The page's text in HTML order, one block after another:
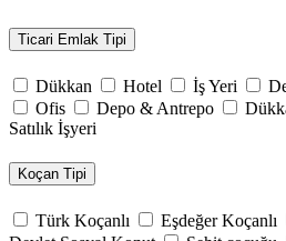
Ticari Emlak Tipi
Dükkan Hotel İş Yeri
Ofis
Depo & Antrepo
Satılık İşyeri
Koçan Tipi
Türk Koçanlı Eşdeğer Koçanlı